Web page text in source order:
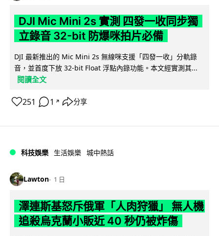
DJI Mic Mini 2s 實測 四發一收同步獨
立錄音 32-bit 防爆咪拍片必備
DJI 最新推出的 Mic Mini 2s 無線咪支援「四發一收」分軌錄
音，並首度下放 32-bit Float 浮點內錄功能。本文經實測其...
閱讀全文
251 1 ↗ 分享
科技娛樂 生活娛樂 城中熱話
Lawton 1 日
澤連斯基怒斥俄軍「人肉狩獵」 無人機
追殺烏克蘭小販近 40 秒仍被炸傷